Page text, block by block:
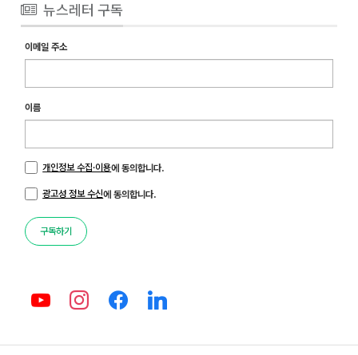
뉴스레터 구독
이메일 주소
이름
개인정보 수집·이용에 동의합니다.
광고성 정보 수신에 동의합니다.
구독하기